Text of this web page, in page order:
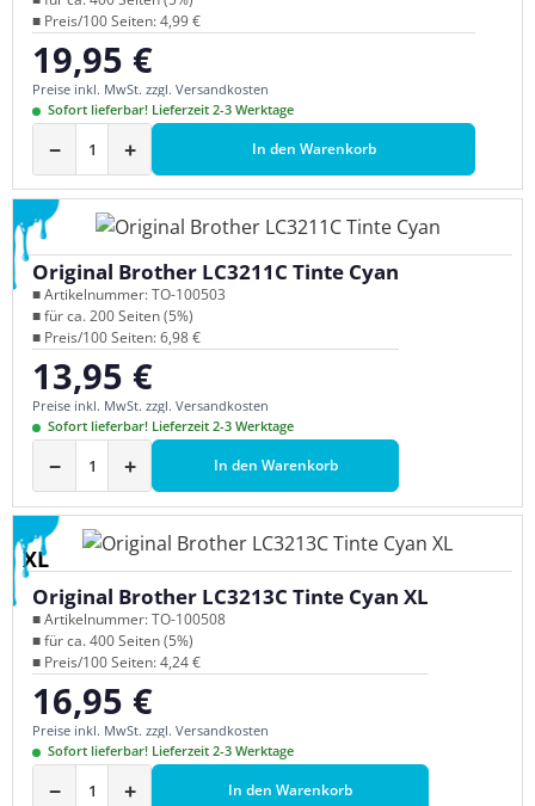
■ Preis/100 Seiten: 4,99 €
Regulärer Preis:
19,95 €
Preise inkl. MwSt. zzgl. Versandkosten
Sofort lieferbar! Lieferzeit 2-3 Werktage
− + In den Warenkorb
Original Brother LC3211C Tinte Cyan
■ Artikelnummer: TO-100503
■ für ca. 200 Seiten (5%)
■ Preis/100 Seiten: 6,98 €
Regulärer Preis:
13,95 €
Preise inkl. MwSt. zzgl. Versandkosten
Sofort lieferbar! Lieferzeit 2-3 Werktage
− + In den Warenkorb
XL
Original Brother LC3213C Tinte Cyan XL
■ Artikelnummer: TO-100508
■ für ca. 400 Seiten (5%)
■ Preis/100 Seiten: 4,24 €
Regulärer Preis:
16,95 €
Preise inkl. MwSt. zzgl. Versandkosten
Sofort lieferbar! Lieferzeit 2-3 Werktage
− + In den Warenkorb